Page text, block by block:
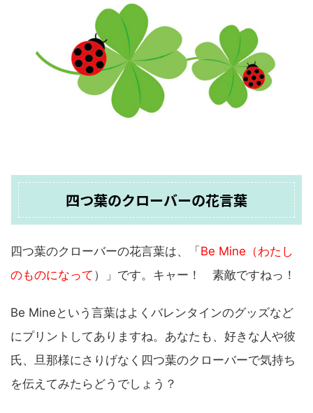
四つ葉のクローバーの花言葉
四つ葉のクローバーの花言葉は、「Be Mine（わたし
のものになって ）」です。キャー！ 素敵ですねっ！
Be Mineという言葉はよくバレンタインのグッズなど
にプリントしてありますね。あなたも、好きな人や彼
氏、旦那様にさりげなく四つ葉のクローバーで気持ち
を伝えてみたらどうでしょう？